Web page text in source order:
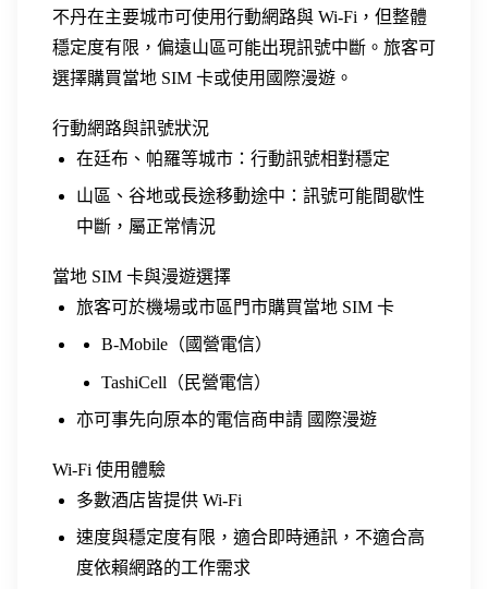
不丹在主要城市可使用行動網路與 Wi-Fi，但整體
穩定度有限，偏遠山區可能出現訊號中斷。旅客可
選擇購買當地 SIM 卡或使用國際漫遊。
行動網路與訊號狀況
在廷布、帕羅等城市：行動訊號相對穩定
山區、谷地或長途移動途中：訊號可能間歇性
中斷，屬正常情況
當地 SIM 卡與漫遊選擇
旅客可於機場或市區門市購買當地 SIM 卡
B-Mobile（國營電信）
TashiCell（民營電信）
亦可事先向原本的電信商申請 國際漫遊
Wi-Fi 使用體驗
多數酒店皆提供 Wi-Fi
速度與穩定度有限，適合即時通訊，不適合高
度依賴網路的工作需求